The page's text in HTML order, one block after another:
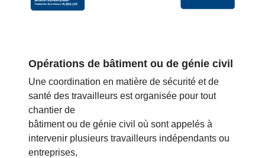
Opérations de bâtiment ou de génie civil
Une coordination en matière de sécurité et de
santé des travailleurs est organisée pour tout
chantier de
bâtiment ou de génie civil où sont appelés à
intervenir plusieurs travailleurs indépendants ou
entreprises,